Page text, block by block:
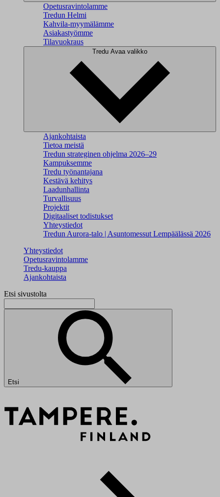
Opetusravintolamme
Tredun Helmi
Kahvila-myymälämme
Asiakastyömme
Tilavuokraus
Tredu Avaa valikko
Ajankohtaista
Tietoa meistä
Tredun strateginen ohjelma 2026–29
Kampuksemme
Tredu työnantajana
Kestävä kehitys
Laadunhallinta
Turvallisuus
Projektit
Digitaaliset todistukset
Yhteystiedot
Tredun Aurora-talo | Asuntomessut Lempäälässä 2026
Yhteystiedot
Opetusravintolamme
Tredu-kauppa
Ajankohtaista
Etsi sivustolta
Etsi